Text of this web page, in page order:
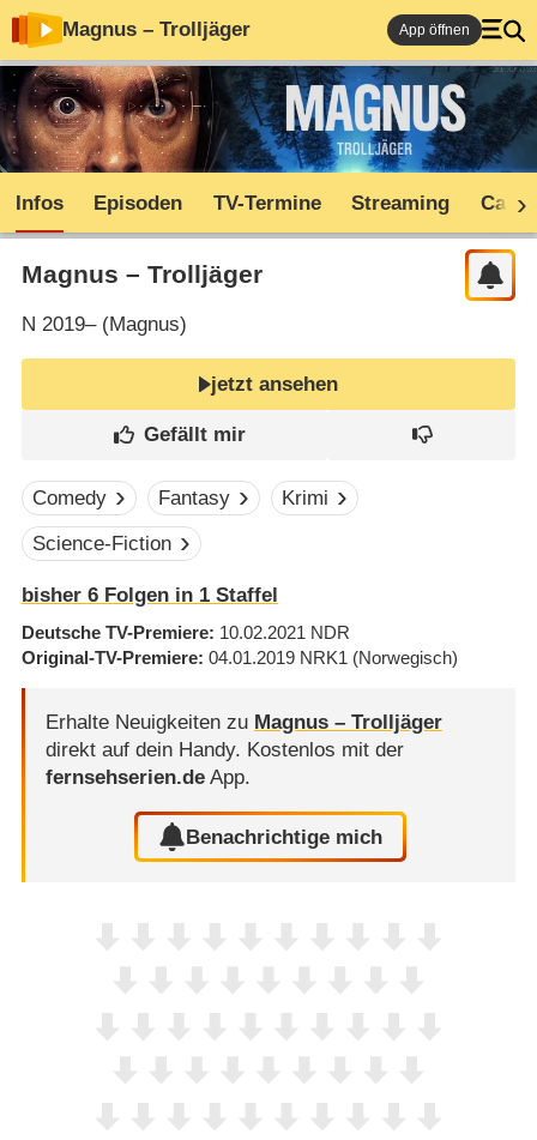
Magnus – Trolljäger App öffnen
Infos Episoden TV-Termine Streaming Cast
Magnus – Trolljäger
N 2019– (Magnus)
jetzt ansehen
Comedy Fantasy
Krimi
Science-Fiction
bisher 6Folgen in 1Staffel
Deutsche TV-Premiere 10.02.2021 NDR
Original-TV-Premiere 04.01.2019 NRK1 (Norwegisch)
Erhalte Neuigkeiten zu Magnus – Trolljäger
direkt auf dein Handy. Kostenlos mit der
fernsehserien.deApp.
Benachrichtige mich